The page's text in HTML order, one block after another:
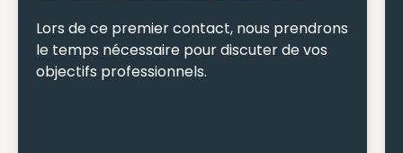
Lors de ce premier contact, nous prendrons
le temps nécessaire pour discuter de vos
objectifs professionnels.